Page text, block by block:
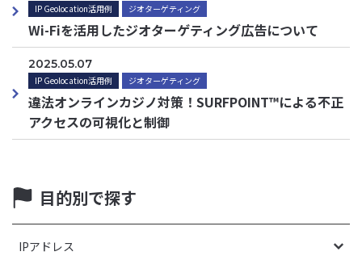
IP Geolocation活用例 ジオターゲティング
Wi-Fiを活用したジオターゲティング広告について
2025.05.07
IP Geolocation活用例 ジオターゲティング
違法オンラインカジノ対策！SURFPOINT™による不正
アクセスの可視化と制御
目的別で探す
IPアドレス